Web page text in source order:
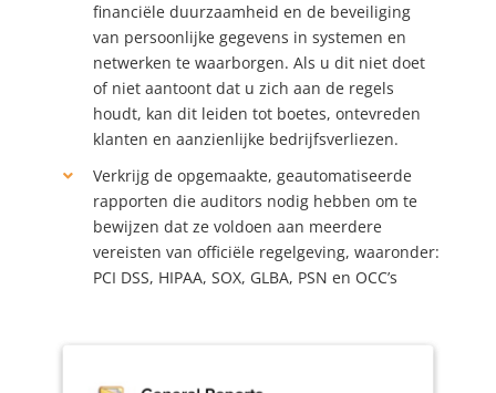
financiële duurzaamheid en de beveiliging
van persoonlijke gegevens in systemen en
netwerken te waarborgen. Als u dit niet doet
of niet aantoont dat u zich aan de regels
houdt, kan dit leiden tot boetes, ontevreden
klanten en aanzienlijke bedrijfsverliezen.
Verkrijg de opgemaakte, geautomatiseerde
rapporten die auditors nodig hebben om te
bewijzen dat ze voldoen aan meerdere
vereisten van officiële regelgeving, waaronder:
PCI DSS, HIPAA, SOX, GLBA, PSN en OCC’s